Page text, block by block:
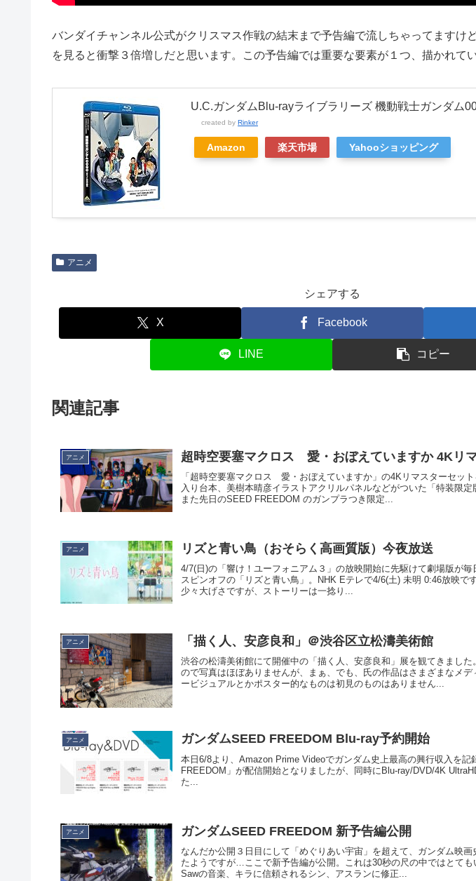
バンダイチャンネル公式がクリスマス作戦の結末まで予告編で流しちゃってますけ
を見ると衝撃３倍増しだと思います。この予告編では重要な要素が１つ、描かれて
U.C.ガンダムBlu-rayライブラリーズ 機動戦士ガンダム
created by Rinker
Amazon 楽天市場 Yahooショッピング
アニメ
シェアする
X Facebook
LINE コピー
関連記事
アニメ 超時空要塞マクロス 愛・おぼえていますか 4Kリ
「超時空要塞マクロス 愛・おぼえていますか」の4Kリマスターセッ
入り台本、美樹本晴彦イラストアクリルパネルなどがついた「特装限
また先日のSEED FREEDOM のガンプラつき限定...
アニメ リズと青い鳥（おそらく高画質版）今夜放送
4/7(日)の「響け！ユーフォニアム３」の放映開始に先駆けて劇場版が
スピンオフの「リズと青い鳥」。NHK Eテレで4/6(土) 未明 0:46放映で
少々大げさですが、ストーリーは一捻り...
アニメ 「描く人、安彦良和」＠渋谷区立松濤美術館
渋谷の松濤美術館にて開催中の「描く人、安彦良和」展を観てきまし
ので写真はほぼありませんが、まぁ、でも、氏の作品はさまざまなメ
ービジュアルとかポスター的なものは初見のものはありません...
アニメ ガンダムSEED FREEDOM Blu-ray予約開始
本日6/8より、Amazon Prime Videoでガンダム史上最高の興行収入を記
FREEDOM」が配信開始となりましたが、同時にBlu-ray/DVD/4K
た...
アニメ ガンダムSEED FREEDOM 新予告編公開
なんだか公開３日目にして「めぐりあい宇宙」を超えて、ガンダム映画
たようですが…ここで新予告編が公開。これは30秒の尺の中ではとて
Sawの音楽、キラに信頼されるシン、アスランに修正...